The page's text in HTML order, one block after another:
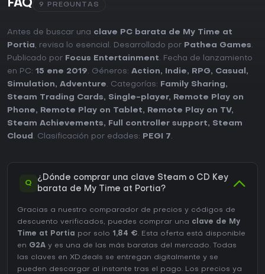
FAQ 9 PREGUNTAS
Antes de buscar una clave PC barata de My Time at
Portia, revisa lo esencial. Desarrollado por Pathea Games.
Publicado por Focus Entertainment. Fecha de lanzamiento
en PC: 15 ene 2019. Géneros: Action, Indie, RPG, Casual ,
Simulation, Adventure. Categorías: Family Sharing,
Steam Trading Cards, Single-player,
Remote Play on
Phone, Remote Play on Tablet, Remote Play on TV,
Steam Achievements, Full controller support, Steam
Cloud . Clasificación por edades: PEGI 7.
Q
¿Dónde comprar una clave Steam o CD Key
barata de My Time at Portia?
Gracias a nuestro comparador de precios y códigos de
descuento verificados, puedes comprar una clave de My
Time at Portia
por solo 1,84 €. Esta oferta está disponible
en G2A y es una de las más baratas del mercado. Todas
las claves en XD.deals se entregan digitalmente y se
pueden descargar al instante tras el pago. Los precios ya